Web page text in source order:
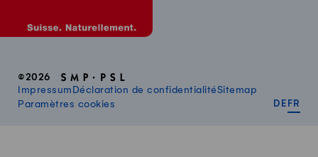
©2026
Impressum Déclaration de confidentialitéSitemap
Paramètres cookies
DE FR